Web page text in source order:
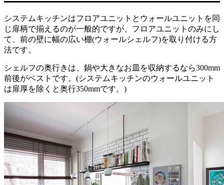
システムキッチンはフロアユニットとウォールユニットを同
じ扉柄で揃えるのが一般的ですが、フロアユニットのみにし
て、前の壁に幅の広い棚(ウォールシェルフ)を取り付ける方
法です。
シェルフの奥行きは、鍋や大きなお皿を収納するなら300mm
前後がベストです。(システムキッチンのウォールユニット
は扉厚を除くと奥行350mmです。)